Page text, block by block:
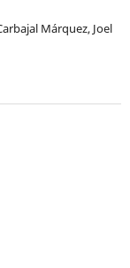
Márquez, Joel